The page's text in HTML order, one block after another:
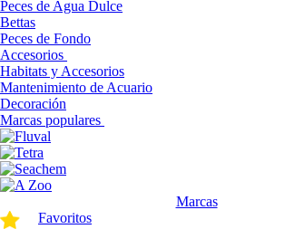
Peces de Agua Dulce
Bettas
Peces de Fondo
Accesorios
Habitats y Accesorios
Mantenimiento de Acuario
Decoración
Marcas populares
Marcas
Favoritos